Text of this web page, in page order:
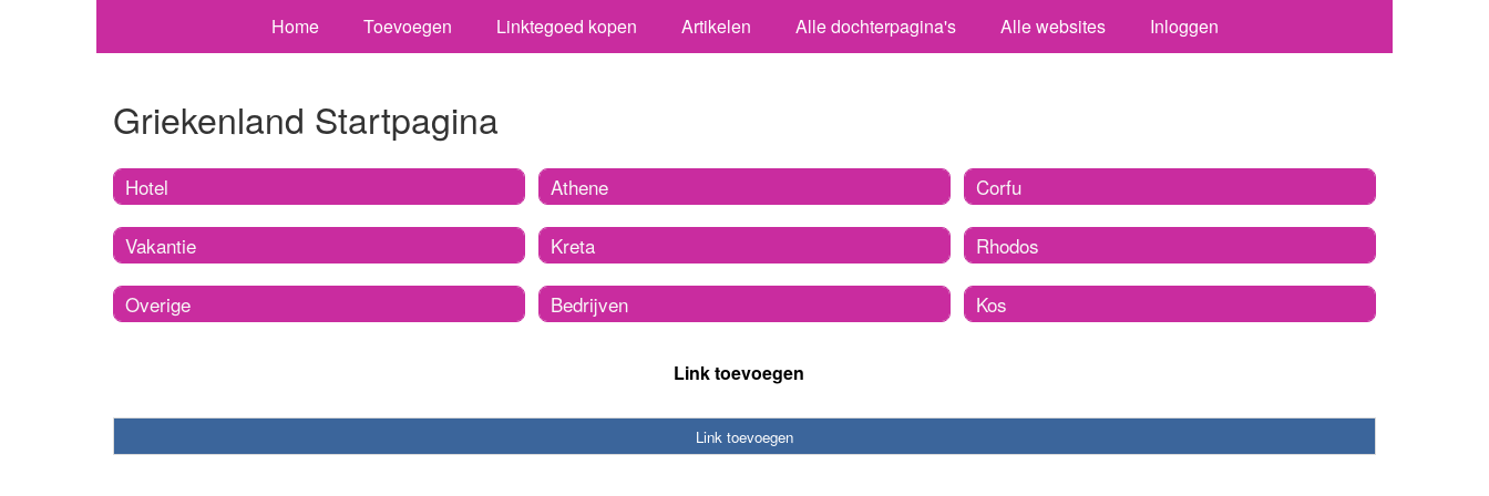
Home Toevoegen Linktegoed kopen Artikelen Alle dochterpagina's Alle websites Inloggen
Griekenland Startpagina
Hotel
Vakantie
Overige
Athene
Kreta
Bedrijven
Corfu
Rhodos
Kos
Link toevoegen
Link toevoegen